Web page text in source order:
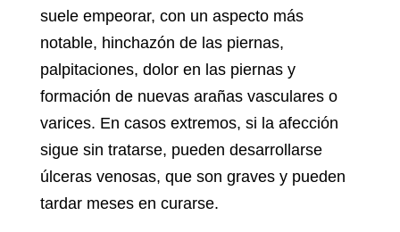
suele empeorar, con un aspecto más
notable, hinchazón de las piernas,
palpitaciones, dolor en las piernas y
formación de nuevas arañas vasculares o
varices. En casos extremos, si la afección
sigue sin tratarse, pueden desarrollarse
úlceras venosas, que son graves y pueden
tardar meses en curarse.